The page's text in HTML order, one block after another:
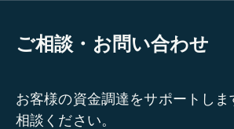
ご相談・お問い合わせ
お客様の資金調達をサポートし
相談ください。